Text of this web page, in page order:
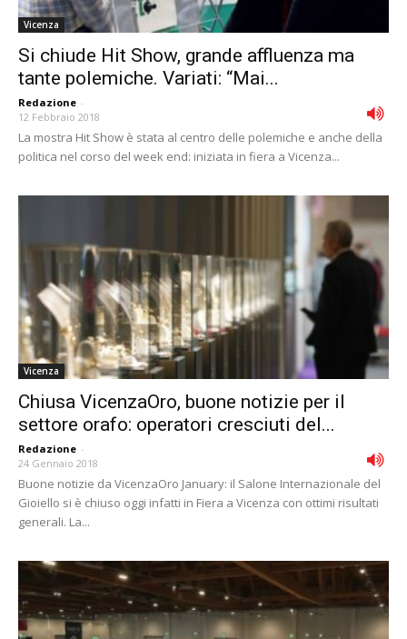
Vicenza
Si chiude Hit Show, grande affluenza ma
tante polemiche. Variati: “Mai...
Redazione -
12 Febbraio 2018
La mostra Hit Show è stata al centro delle polemiche e anche della
politica nel corso del week end: iniziata in fiera a Vicenza...
Vicenza
Chiusa VicenzaOro, buone notizie per il
settore orafo: operatori cresciuti del...
Redazione -
24 Gennaio 2018
Buone notizie da VicenzaOro January: il Salone Internazionale del
Gioiello si è chiuso oggi infatti in Fiera a Vicenza con ottimi risultati
generali. La...